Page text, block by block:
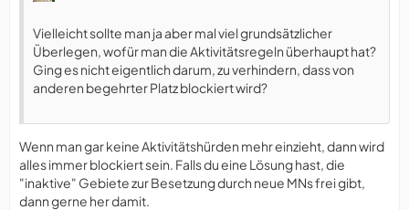
Vielleicht sollte man ja aber mal viel grundsätzlicher
Überlegen, wofür man die Aktivitätsregeln überhaupt hat?
Ging es nicht eigentlich darum, zu verhindern, dass von
anderen begehrter Platz blockiert wird?
Wenn man gar keine Aktivitätshürden mehr einzieht, dann wird
alles immer blockiert sein. Falls du eine Lösung hast, die
"inaktive" Gebiete zur Besetzung durch neue MNs frei gibt,
dann gerne her damit.